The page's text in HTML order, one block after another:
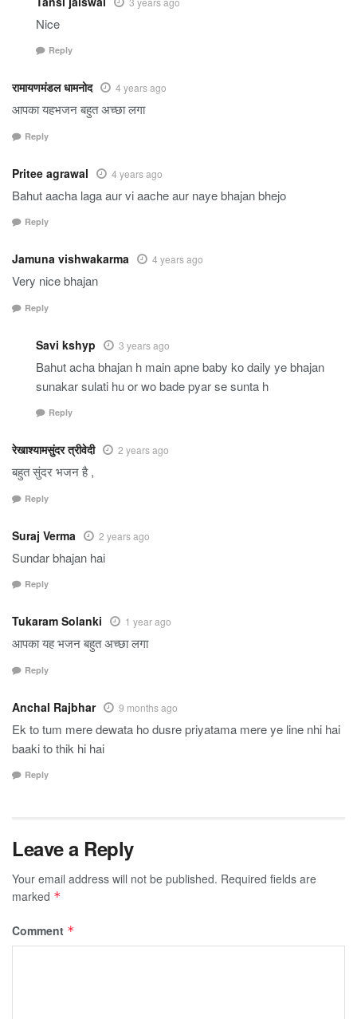
Nice
Reply
रामायणमंडल धामनोद 4 years ago
आपका यहभजन बहुत अच्छा लगा
Reply
Pritee agrawal 4 years ago
Bahut aacha laga aur vi aache aur naye bhajan bhejo
Reply
Jamuna vishwakarma 4 years ago
Very nice bhajan
Reply
Savi kshyp 3 years ago
Bahut acha bhajan h main apne baby ko daily ye bhajan
sunakar sulati hu or wo bade pyar se sunta h
Reply
रेखाश्यामसुंदर त्रीवेदी 2 years ago
बहुत सुंदर भजन है ,
Reply
Suraj Verma 2 years ago
Sundar bhajan hai
Reply
Tukaram Solanki 1 year ago
आपका यह भजन बहुत अच्छा लगा
Reply
Anchal Rajbhar 9 months ago
Ek to tum mere dewata ho dusre priyatama mere ye line nhi hai
baaki to thik hi hai
Reply
Leave a Reply
Your email address will not be published. Required fields are
marked *
Comment *